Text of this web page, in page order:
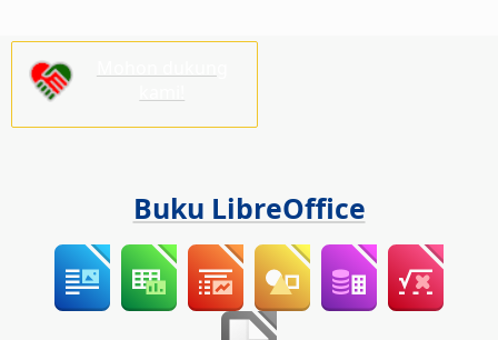
Buku LibreOffice